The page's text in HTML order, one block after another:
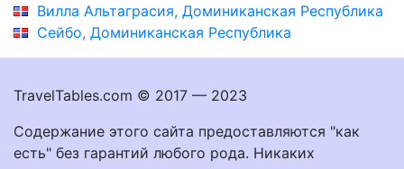
Вилла Альтаграсия, Доминиканская Республика
Сейбо, Доминиканская Республика
TravelTables.com © 2017 — 2023
Содержание этого сайта предоставляются "как
есть" без гарантий любого рода. Никаких